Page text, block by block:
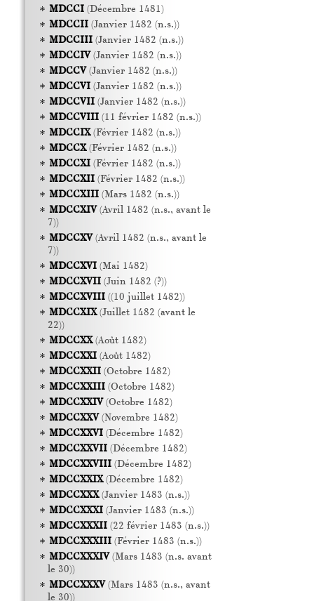
MDCCI(Décembre 1481)
MDCCII(Janvier 1482 (n.s.))
MDCCIII(Janvier 1482 (n.s.))
MDCCIV(Janvier 1482 (n.s.))
MDCCV(Janvier 1482 (n.s.))
MDCCVI(Janvier 1482 (n.s.))
MDCCVII(Janvier 1482 (n.s.))
MDCCVIII(11 février 1482 (n.s.))
MDCCIX(Février 1482 (n.s.))
MDCCX(Février 1482 (n.s.))
MDCCXI(Février 1482 (n.s.))
MDCCXII(Février 1482 (n.s.))
MDCCXIII(Mars 1482 (n.s.))
MDCCXIV(Avril 1482 (n.s., avant le
7))
MDCCXV(Avril 1482 (n.s., avant le
7))
MDCCXVI(Mai 1482)
MDCCXVII(Juin 1482 (?))
MDCCXVIII((10 juillet 1482))
MDCCXIX(Juillet 1482 (avant le
22))
MDCCXX(Août 1482)
MDCCXXI(Août 1482)
MDCCXXII(Octobre 1482)
MDCCXXIII(Octobre 1482)
MDCCXXIV(Octobre 1482)
MDCCXXV(Novembre 1482)
MDCCXXVI(Décembre 1482)
MDCCXXVII(Décembre 1482)
MDCCXXVIII(Décembre 1482)
MDCCXXIX(Décembre 1482)
MDCCXXX(Janvier 1483 (n.s.))
MDCCXXXI(Janvier 1483 (n.s.))
MDCCXXXII(22 février 1483 (n.s.))
MDCCXXXIII(Février 1483 (n.s.))
MDCCXXXIV(Mars 1483 (n.s. avant
le 30))
MDCCXXXV(Mars 1483 (n.s., avant
le 30))